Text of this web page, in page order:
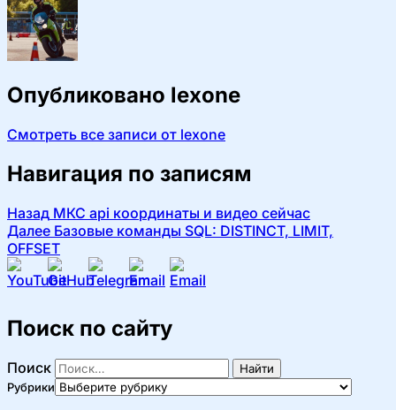
Опубликовано lexone
Смотреть все записи от lexone
Навигация по записям
Назад МКС api координаты и видео сейчас
Далее Базовые команды SQL: DISTINCT, LIMIT,
OFFSET
Поиск по сайту
Поиск
Найти
Рубрики